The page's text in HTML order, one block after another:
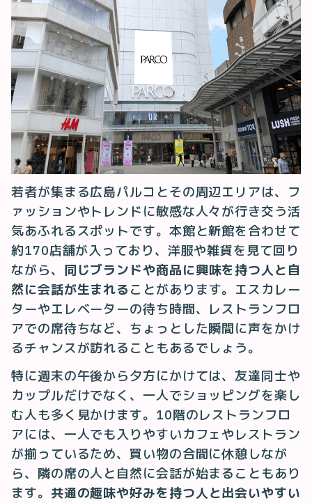
若者が集まる広島パルコとその周辺エリアは、フ
ァッションやトレンドに敏感な人々が行き交う活
気あふれるスポットです。本館と新館を合わせて
約170店舗が入っており、洋服や雑貨を見て回り
ながら、 同じブランドや商品に興味を持つ人と自
然に会話が生まれる ことがあります。エスカレー
ターやエレベーターの待ち時間、レストランフロ
アでの席待ちなど、ちょっとした瞬間に声をかけ
るチャンスが訪れることもあるでしょう。
特に週末の午後から夕方にかけては、友達同士や
カップルだけでなく、一人でショッピングを楽し
む人も多く見かけます。10階のレストランフロ
アには、一人でも入りやすいカフェやレストラン
が揃っているため、買い物の合間に休憩しなが
ら、隣の席の人と自然に会話が始まることもあり
ます。 共通の趣味や好みを持つ人と出会いやすい